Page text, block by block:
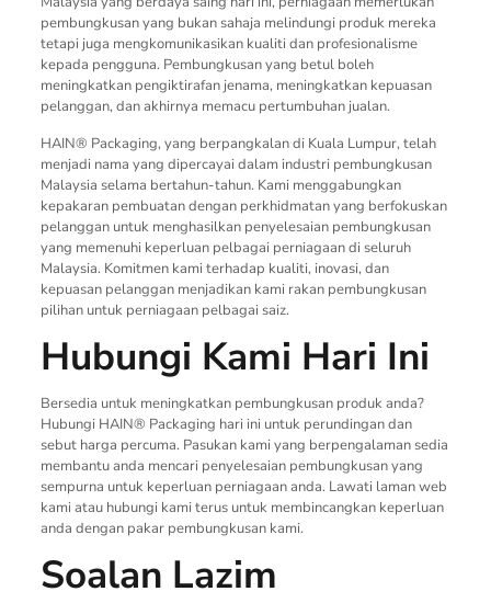
pembungkusan yang bukan sahaja melindungi produk mereka
tetapi juga mengkomunikasikan kualiti dan profesionalisme
kepada pengguna. Pembungkusan yang betul boleh
meningkatkan pengiktirafan jenama, meningkatkan kepuasan
pelanggan, dan akhirnya memacu pertumbuhan jualan.
HAIN® Packaging, yang berpangkalan di Kuala Lumpur, telah
menjadi nama yang dipercayai dalam industri pembungkusan
Malaysia selama bertahun-tahun. Kami menggabungkan
kepakaran pembuatan dengan perkhidmatan yang berfokuskan
pelanggan untuk menghasilkan penyelesaian pembungkusan
yang memenuhi keperluan pelbagai perniagaan di seluruh
Malaysia. Komitmen kami terhadap kualiti, inovasi, dan
kepuasan pelanggan menjadikan kami rakan pembungkusan
pilihan untuk perniagaan pelbagai saiz.
Hubungi Kami Hari Ini
Bersedia untuk meningkatkan pembungkusan produk anda?
Hubungi HAIN® Packaging hari ini untuk perundingan dan
sebut harga percuma. Pasukan kami yang berpengalaman sedia
membantu anda mencari penyelesaian pembungkusan yang
sempurna untuk keperluan perniagaan anda. Lawati laman web
kami atau hubungi kami terus untuk membincangkan keperluan
anda dengan pakar pembungkusan kami.
Soalan Lazim